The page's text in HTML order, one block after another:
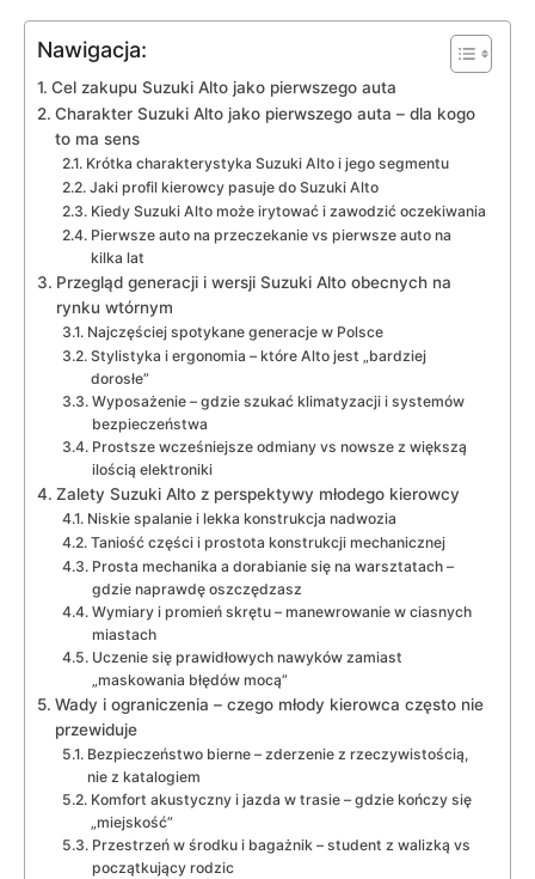
Nawigacja:
Cel zakupu Suzuki Alto jako pierwszego auta
Charakter Suzuki Alto jako pierwszego auta – dla kogo
to ma sens
Krótka charakterystyka Suzuki Alto i jego segmentu
Jaki profil kierowcy pasuje do Suzuki Alto
Kiedy Suzuki Alto może irytować i zawodzić oczekiwania
Pierwsze auto na przeczekanie vs pierwsze auto na
kilka lat
Przegląd generacji i wersji Suzuki Alto obecnych na
rynku wtórnym
Najczęściej spotykane generacje w Polsce
Stylistyka i ergonomia – które Alto jest „bardziej
dorosłe”
Wyposażenie – gdzie szukać klimatyzacji i systemów
bezpieczeństwa
Prostsze wcześniejsze odmiany vs nowsze z większą
ilością elektroniki
Zalety Suzuki Alto z perspektywy młodego kierowcy
Niskie spalanie i lekka konstrukcja nadwozia
Taniość części i prostota konstrukcji mechanicznej
Prosta mechanika a dorabianie się na warsztatach –
gdzie naprawdę oszczędzasz
Wymiary i promień skrętu – manewrowanie w ciasnych
miastach
Uczenie się prawidłowych nawyków zamiast
„maskowania błędów mocą”
Wady i ograniczenia – czego młody kierowca często nie
przewiduje
Bezpieczeństwo bierne – zderzenie z rzeczywistością,
nie z katalogiem
Komfort akustyczny i jazda w trasie – gdzie kończy się
„miejskość”
Przestrzeń w środku i bagażnik – student z walizką vs
początkujący rodzic